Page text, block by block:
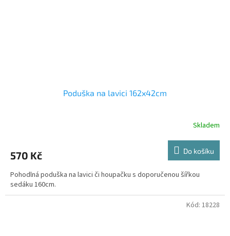
Poduška na lavici 162x42cm
Skladem
570 Kč Do košíku
Pohodlná poduška na lavici či houpačku s doporučenou šířkou
sedáku 160cm.
Kód: 18228